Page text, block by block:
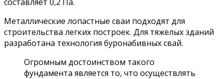
Металлические лопастные сваи подходят для
строительства легких построек. Для тяжелых зданий
разработана технология буронабивных свай.
Огромным достоинством такого
фундамента является то, что осуществлять